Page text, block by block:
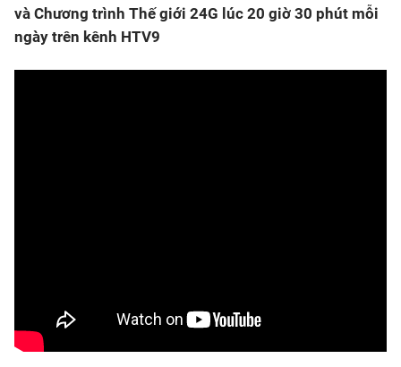
và Chương trình Thế giới 24G lúc 20 giờ 30 phút mỗi
ngày trên kênh HTV9